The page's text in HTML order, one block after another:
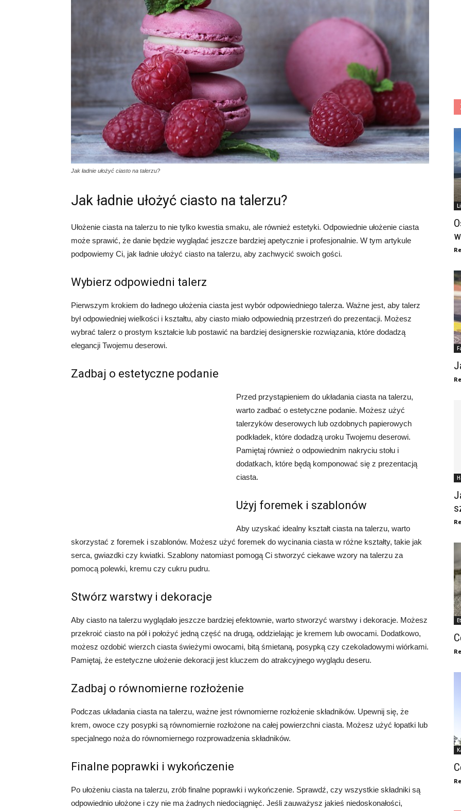
Jak ładnie ułożyć ciasto na talerzu?
Jak ładnie ułożyć ciasto na talerzu?
Ułożenie ciasta na talerzu to nie tylko kwestia smaku, ale również estetyki. Odpowiednie ułożenie ciasta
może sprawić, że danie będzie wyglądać jeszcze bardziej apetycznie i profesjonalnie. W tym artykule
podpowiemy Ci, jak ładnie ułożyć ciasto na talerzu, aby zachwycić swoich gości.
Wybierz odpowiedni talerz
Pierwszym krokiem do ładnego ułożenia ciasta jest wybór odpowiedniego talerza. Ważne jest, aby talerz
był odpowiedniej wielkości i kształtu, aby ciasto miało odpowiednią przestrzeń do prezentacji. Możesz
wybrać talerz o prostym kształcie lub postawić na bardziej designerskie rozwiązania, które dodadzą
elegancji Twojemu deserowi.
Zadbaj o estetyczne podanie
Przed przystąpieniem do układania ciasta na talerzu,
warto zadbać o estetyczne podanie. Możesz użyć
talerzyków deserowych lub ozdobnych papierowych
podkładek, które dodadzą uroku Twojemu deserowi.
Pamiętaj również o odpowiednim nakryciu stołu i
dodatkach, które będą komponować się z prezentacją
ciasta.
Użyj foremek i szablonów
Aby uzyskać idealny kształt ciasta na talerzu, warto
skorzystać z foremek i szablonów. Możesz użyć foremek do wycinania ciasta w różne kształty, takie jak
serca, gwiazdki czy kwiatki. Szablony natomiast pomogą Ci stworzyć ciekawe wzory na talerzu za
pomocą polewki, kremu czy cukru pudru.
Stwórz warstwy i dekoracje
Aby ciasto na talerzu wyglądało jeszcze bardziej efektownie, warto stworzyć warstwy i dekoracje. Możesz
przekroić ciasto na pół i położyć jedną część na drugą, oddzielając je kremem lub owocami. Dodatkowo,
możesz ozdobić wierzch ciasta świeżymi owocami, bitą śmietaną, posypką czy czekoladowymi wiórkami.
Pamiętaj, że estetyczne ułożenie dekoracji jest kluczem do atrakcyjnego wyglądu deseru.
Zadbaj o równomierne rozłożenie
Podczas układania ciasta na talerzu, ważne jest równomierne rozłożenie składników. Upewnij się, że
krem, owoce czy posypki są równomiernie rozłożone na całej powierzchni ciasta. Możesz użyć łopatki lub
specjalnego noża do równomiernego rozprowadzenia składników.
Finalne poprawki i wykończenie
Po ułożeniu ciasta na talerzu, zrób finalne poprawki i wykończenie. Sprawdź, czy wszystkie składniki są
odpowiednio ułożone i czy nie ma żadnych niedociągnięć. Jeśli zauważysz jakieś niedoskonałości,